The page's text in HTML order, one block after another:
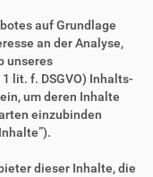
auf Grundlage
an der Analyse,
unseres
lit. f. DSGVO) Inhalts-
um deren Inhalte
einzubinden
dieser Inhalte, die